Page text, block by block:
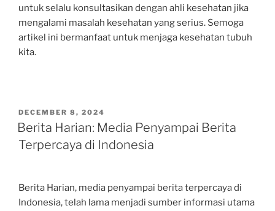
untuk selalu konsultasikan dengan ahli kesehatan jika
mengalami masalah kesehatan yang serius. Semoga
artikel ini bermanfaat untuk menjaga kesehatan tubuh
kita.
POSTED
ON
DECEMBER 8, 2024
Berita Harian: Media Penyampai Berita
Terpercaya di Indonesia
Berita Harian, media penyampai berita terpercaya di
Indonesia, telah lama menjadi sumber informasi utama